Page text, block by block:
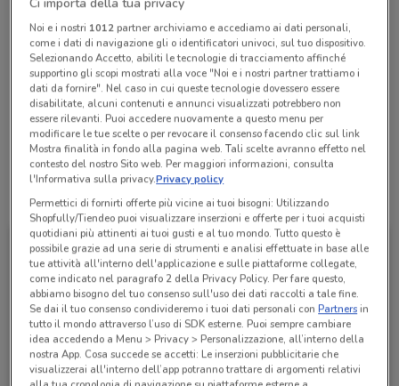
Chiuso
Lunedì 08:25 / 13:35 - 14:30 / 15:50
Martedì 08:25 / 13:35 - 14:30 / 15:50
Mercoledì 08:25 / 13:35 - 14:30 / 15:50
Giovedì 08:25 / 13:35 - 14:30 / 15:50
Venerdì 08:25 / 13:35 - 14:30 / 15:50
Sabato Chiuso
Domenica Chiuso
0687824807
Tutte le promozioni di questo negozio
Noi e i nostri 1012partner archiviamo e accediamo ai dati personali,
come i dati di navigazione gli o identificatori univoci, sul tuo dispositivo.
Selezionando Accetto, abiliti le tecnologie di tracciamento affinché
supportino gli scopi mostrati alla voce "Noi e i nostri partner trattiamo i
dati da fornire". Nel caso in cui queste tecnologie dovessero essere
disabilitate, alcuni contenuti e annunci visualizzati potrebbero non
essere rilevanti. Puoi accedere nuovamente a questo menu per
modificare le tue scelte o per revocare il consenso facendo clic sul link
Mostra finalità in fondo alla pagina web. Tali scelte avranno effetto nel
contesto del nostro Sito web. Per maggiori informazioni, consulta
l'Informativa sulla privacy.Privacy policy
Permettici di fornirti offerte più vicine ai tuoi bisogni: Utilizzando
Shopfully/Tiendeo puoi visualizzare inserzioni e offerte per i tuoi acquisti
quotidiani più attinenti ai tuoi gusti e al tuo mondo. Tutto questo è
possibile grazie ad una serie di strumenti e analisi effettuate in base alle
tue attività all'interno dell'applicazione e sulle piattaforme collegate,
come indicato nel paragrafo 2 della Privacy Policy. Per fare questo,
abbiamo bisogno del tuo consenso sull'uso dei dati raccolti a tale fine.
Se dai il tuo consenso condivideremo i tuoi dati personali conPartnersin
tutto il mondo attraverso l’uso di SDK esterne. Puoi sempre cambiare
idea accedendo a Menu > Privacy > Personalizzazione, all’interno della
nostra App. Cosa succede se accetti: Le inserzioni pubblicitarie che
visualizzerai all'interno dell’app potranno trattare di argomenti relativi